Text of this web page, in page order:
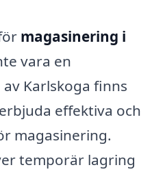
magasinering i
vara en
Karlskoga finns
effektiva och
magasinering.
temporär lagring